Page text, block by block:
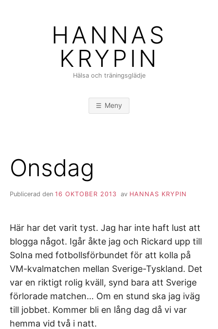
HANNAS
KRYPIN
Hälsa och träningsglädje
Meny
Onsdag
Publicerad den 16 OKTOBER 2013 av HANNAS KRYPIN
Här har det varit tyst. Jag har inte haft lust att
blogga något. Igår åkte jag och Rickard upp till
Solna med fotbollsförbundet för att kolla på
VM-kvalmatchen mellan Sverige-Tyskland. Det
var en riktigt rolig kväll, synd bara att Sverige
förlorade matchen… Om en stund ska jag iväg
till jobbet. Kommer bli en lång dag då vi var
hemma vid två i natt.